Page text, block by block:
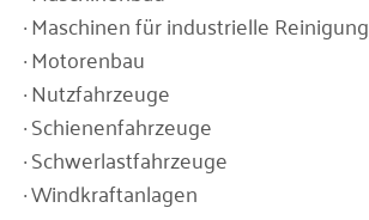
· Maschinen für industrielle Reinigung
· Motorenbau
· Nutzfahrzeuge
· Schienenfahrzeuge
· Schwerlastfahrzeuge
· Windkraftanlagen